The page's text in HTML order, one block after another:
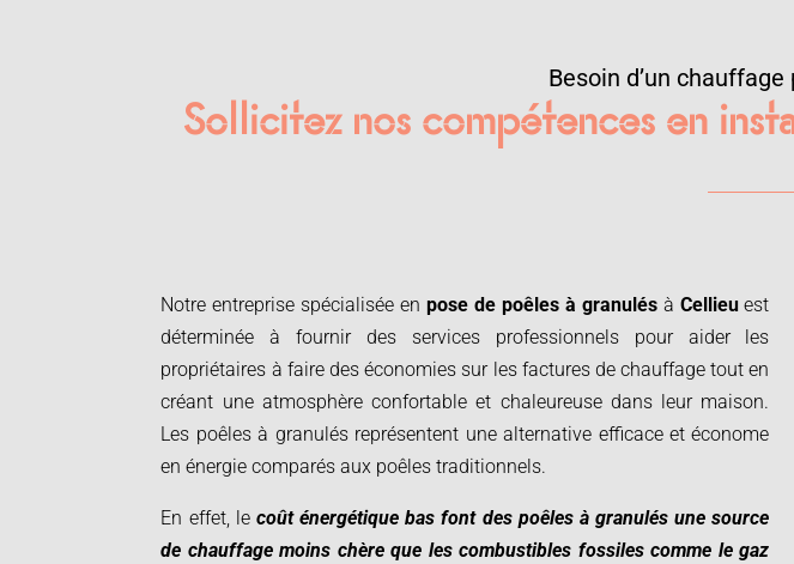
Besoin d’un
Sollicitez nos compétences en
Notre entreprise spécialisée enpose de poêles à granulésà Cellieuest
déterminée à fournir des services professionnels pour aider les
propriétaires à faire des économies sur les factures de chauffage tout en
créant une atmosphère confortable et chaleureuse dans leur maison.
Les poêles à granulés représentent une alternative efficace et économe
en énergie comparés aux poêles traditionnels.
En effet, le coût énergétique bas font des poêles à granulés une source
de chauffage moins chère que les combustibles fossiles comme le gaz